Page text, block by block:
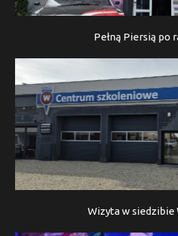
Pełną Piersią po
Wizyta w siedzibie